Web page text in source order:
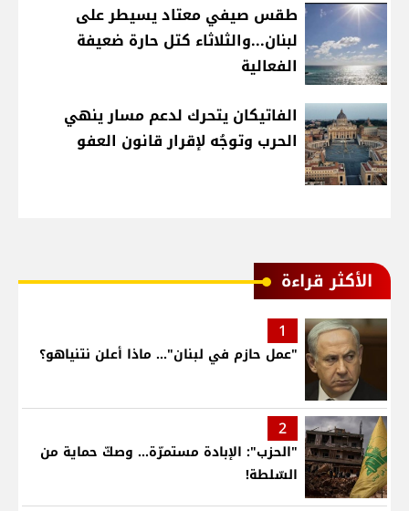
طقس صيفي معتاد يسيطر على
لبنان...والثلاثاء كتل حارة ضعيفة
الفعالية
الفاتيكان يتحرك لدعم مسار ينهي
الحرب وتوجُه لإقرار قانون العفو
الأكثر قراءة
1
"عمل حازم في لبنان"... ماذا أعلن نتنياهو؟
2
"الحزب": الإبادة مستمرّة... وصكّ حماية من
السّلطة!